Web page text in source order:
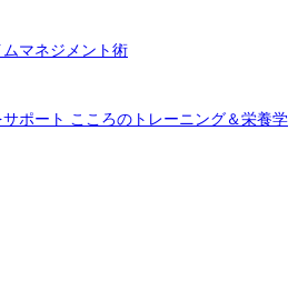
マネジメント術
ポート こころのトレーニング＆栄養学